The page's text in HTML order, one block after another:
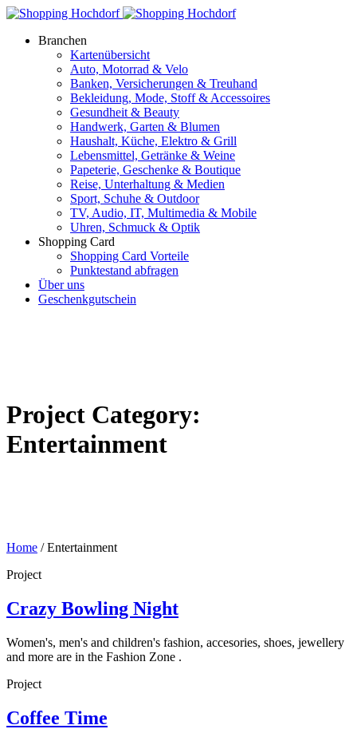
Branchen
Kartenübersicht
Auto, Motorrad & Velo
Banken, Versicherungen & Treuhand
Bekleidung, Mode, Stoff & Accessoires
Gesundheit & Beauty
Handwerk, Garten & Blumen
Haushalt, Küche, Elektro & Grill
Lebensmittel, Getränke & Weine
Papeterie, Geschenke & Boutique
Reise, Unterhaltung & Medien
Sport, Schuhe & Outdoor
TV, Audio, IT, Multimedia & Mobile
Uhren, Schmuck & Optik
Shopping Card
Shopping Card Vorteile
Punktestand abfragen
Über uns
Geschenkgutschein
Project Category:
Entertainment
Home /Entertainment
Project
Crazy Bowling Night
Women's, men's and children's fashion, accesories, shoes, jewellery
and more are in the Fashion Zone .
Project
Coffee Time